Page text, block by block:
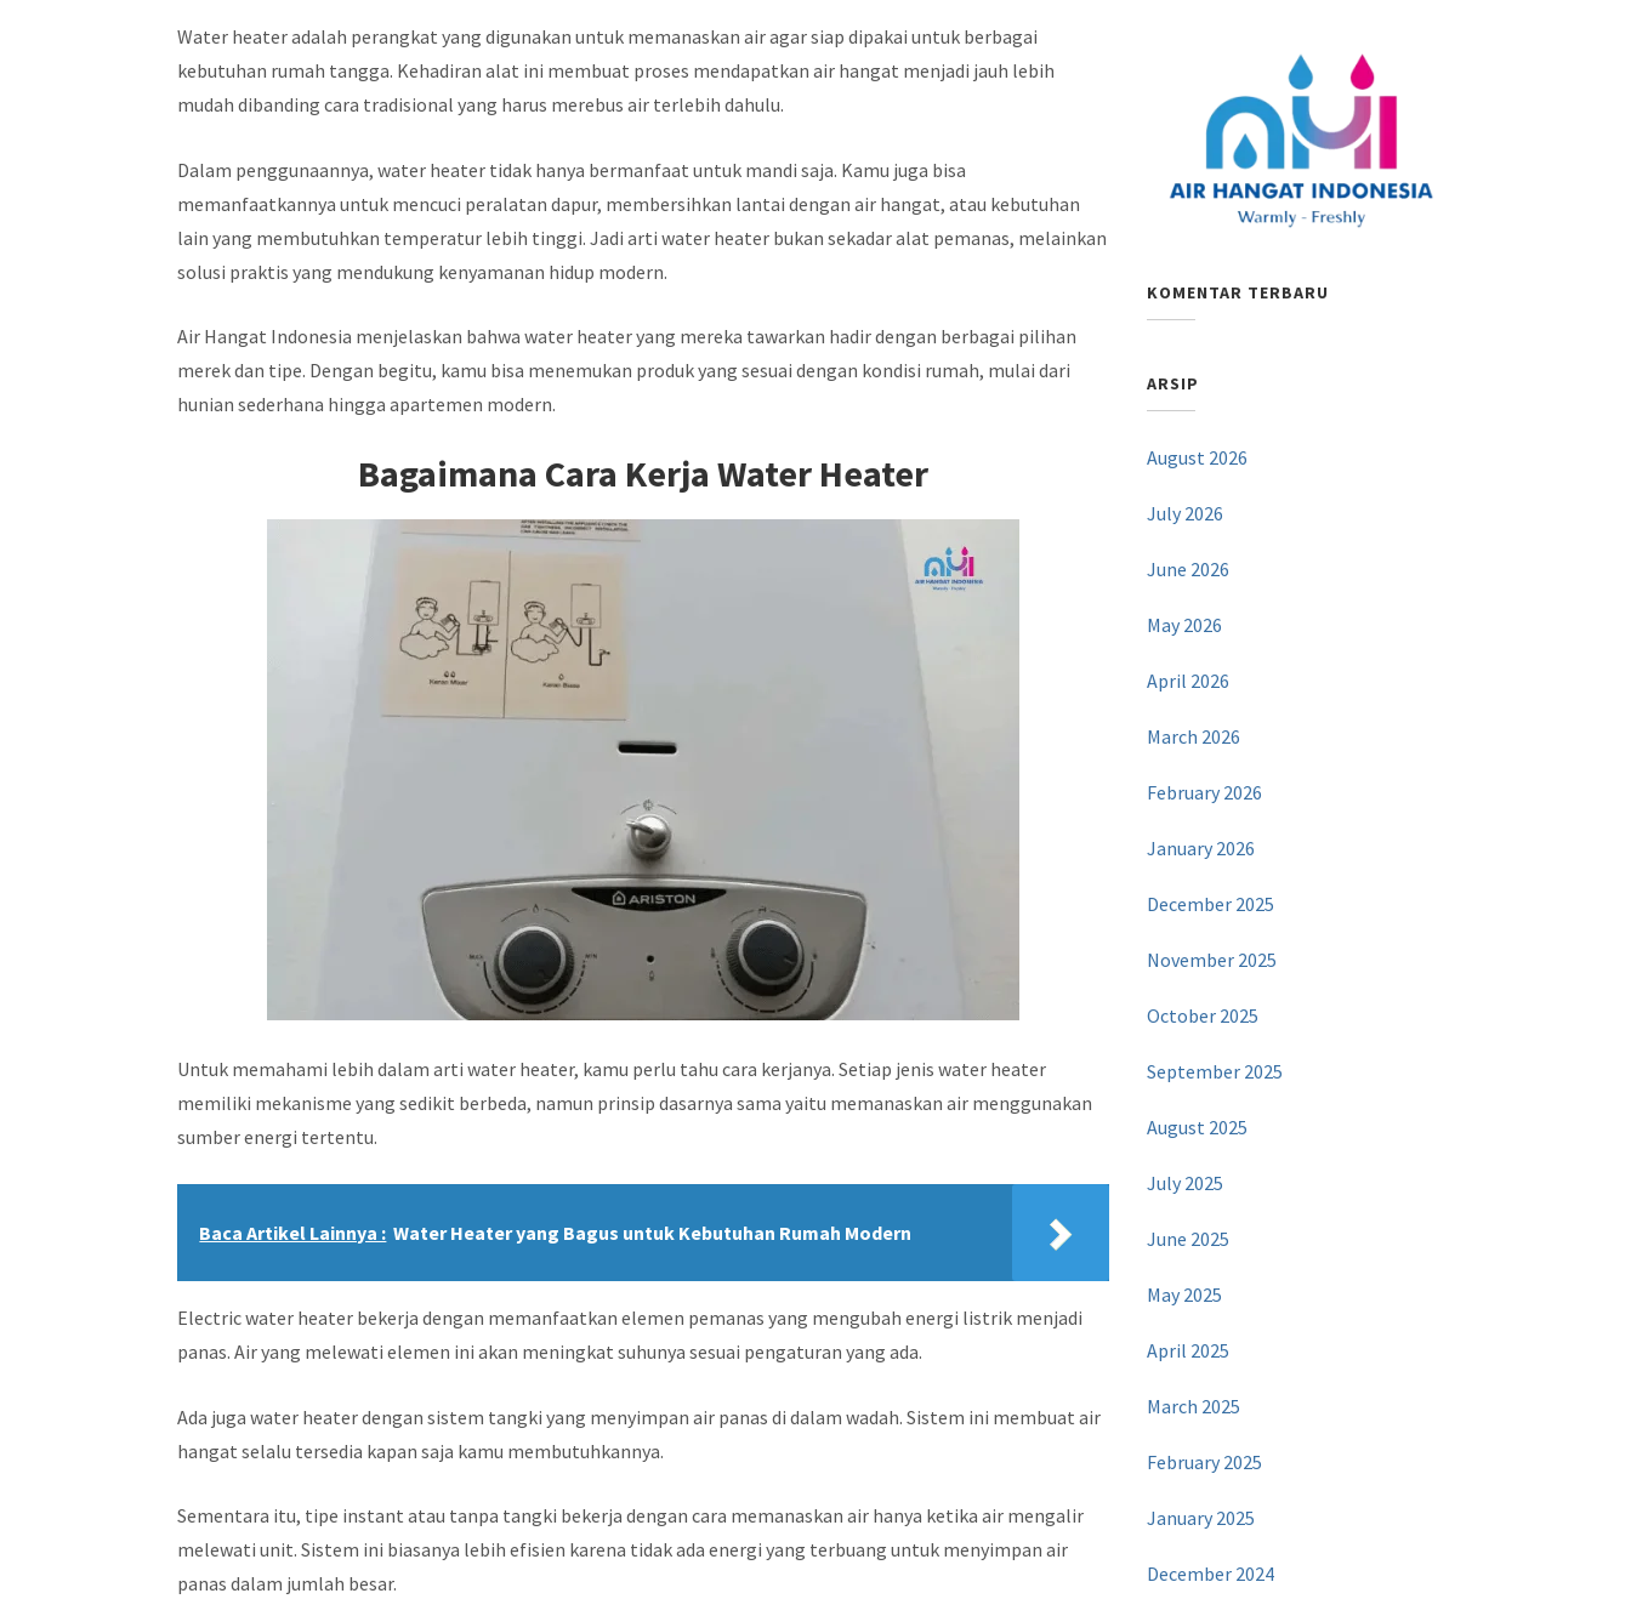
Water heater adalah perangkat yang digunakan untuk memanaskan air agar siap dipakai untuk berbagai
kebutuhan rumah tangga. Kehadiran alat ini membuat proses mendapatkan air hangat menjadi jauh lebih
mudah dibanding cara tradisional yang harus merebus air terlebih dahulu.
Dalam penggunaannya, water heater tidak hanya bermanfaat untuk mandi saja. Kamu juga bisa
memanfaatkannya untuk mencuci peralatan dapur, membersihkan lantai dengan air hangat, atau kebutuhan
lain yang membutuhkan temperatur lebih tinggi. Jadi arti water heater bukan sekadar alat pemanas, melainkan
solusi praktis yang mendukung kenyamanan hidup modern.
Air Hangat Indonesia menjelaskan bahwa water heater yang mereka tawarkan hadir dengan berbagai pilihan
merek dan tipe. Dengan begitu, kamu bisa menemukan produk yang sesuai dengan kondisi rumah, mulai dari
hunian sederhana hingga apartemen modern.
Bagaimana Cara Kerja Water Heater
Untuk memahami lebih dalam arti water heater, kamu perlu tahu cara kerjanya. Setiap jenis water heater
memiliki mekanisme yang sedikit berbeda, namun prinsip dasarnya sama yaitu memanaskan air menggunakan
sumber energi tertentu.
Baca Artikel Lainnya : Water Heater yang Bagus untuk Kebutuhan Rumah Modern
Electric water heater bekerja dengan memanfaatkan elemen pemanas yang mengubah energi listrik menjadi
panas. Air yang melewati elemen ini akan meningkat suhunya sesuai pengaturan yang ada.
Ada juga water heater dengan sistem tangki yang menyimpan air panas di dalam wadah. Sistem ini membuat air
hangat selalu tersedia kapan saja kamu membutuhkannya.
Sementara itu, tipe instant atau tanpa tangki bekerja dengan cara memanaskan air hanya ketika air mengalir
melewati unit. Sistem ini biasanya lebih efisien karena tidak ada energi yang terbuang untuk menyimpan air
panas dalam jumlah besar.
KOMENTAR TERBARU
ARSIP
August 2026
July 2026
June 2026
May 2026
April 2026
March 2026
February 2026
January 2026
December 2025
November 2025
October 2025
September 2025
August 2025
July 2025
June 2025
May 2025
April 2025
March 2025
February 2025
January 2025
December 2024